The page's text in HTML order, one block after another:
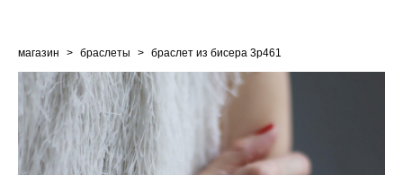
магазин > браслеты > браслет из бисера 3p461